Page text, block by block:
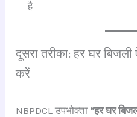
है
दूसरा तरीका: हर घर
करें
NBPDCL उपभोक्ता “हर घर